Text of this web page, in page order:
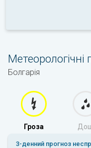
Болгарія
Гроза
3-денний прогноз